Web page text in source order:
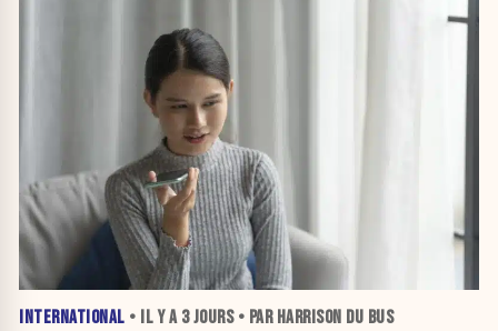
INTERNATIONAL • IL Y A 3 JOURS• PAR HARRISON DU BUS